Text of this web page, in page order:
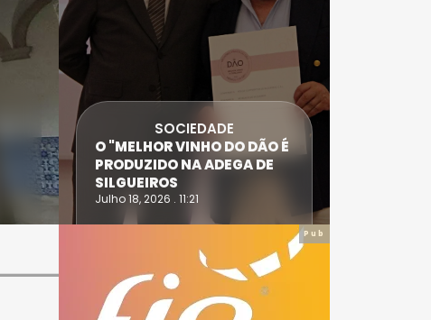
SOCIEDADE
O "MELHOR VINHO DO DÃO É
PRODUZIDO NA ADEGA DE
SILGUEIROS
Julho 18, 2026 . 11:21
Pub